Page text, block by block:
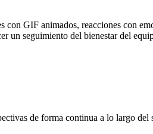
con GIF animados, reacciones con
un seguimiento del bienestar del
de forma continua a lo largo del